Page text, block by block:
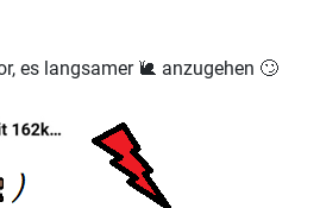
es langsamer 🐌 anzugehen 🙄